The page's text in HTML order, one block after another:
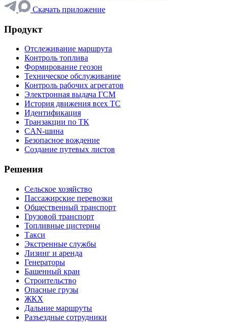
Скачать приложение
Продукт
Отслеживание маршрута
Контроль топлива
Формирование геозон
Техническое обслуживание
Контроль рабочих агрегатов
Электронная выдача ГСМ
История движения всех ТС
Идентификация
Транзакции по ТК
CAN-шина
Безопасное вождение
Создание путевых листов
Решения
Сельское хозяйство
Пассажирские перевозки
Общественный транспорт
Грузовой транспорт
Топливные цистерны
Такси
Экстренные службы
Лизинг и аренда
Генераторы
Башенный кран
Строительство
Опасные грузы
ЖКХ
Дальние маршруты
Разъездные сотрудники